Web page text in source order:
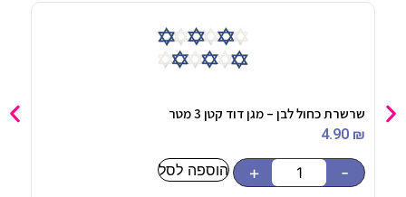
שרשרת כחול לבן – מגן דוד קטן 3 מטר
4.90 ₪
-
+ הוספה לסל
סט